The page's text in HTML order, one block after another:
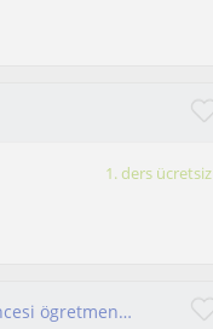
1. ders ücretsiz
Cografya türkce tarih edebiyat ozel ders veriyorum.okul öncesi ögretmeniyim